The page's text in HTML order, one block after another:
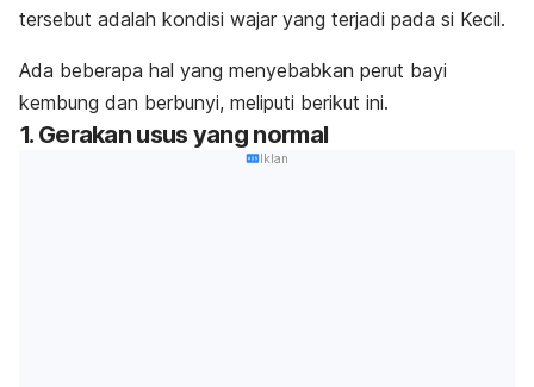
tersebut adalah kondisi wajar yang terjadi pada si Kecil.
Ada beberapa hal yang menyebabkan perut bayi
kembung dan berbunyi, meliputi berikut ini.
1. Gerakan usus yang normal
Iklan